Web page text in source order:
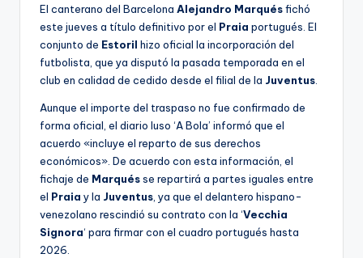
El canterano del Barcelona Alejandro Marquésfichó
este jueves a título definitivo por el Praia portugués. El
conjunto de Estoril hizo oficial la incorporación del
futbolista, que ya disputó la pasada temporada en el
club en calidad de cedido desde el filial de la Juventus.
Aunque el importe del traspaso no fue confirmado de
forma oficial, el diario luso ‘A Bola’ informó que el
acuerdo «incluye el reparto de sus derechos
económicos». De acuerdo con esta información, el
fichaje de Marquésse repartirá a partes iguales entre
el Praia y la Juventus, ya que el delantero hispano-
venezolano rescindió su contrato con la ‘Vecchia
Signora‘ para firmar con el cuadro portugués hasta
2026.